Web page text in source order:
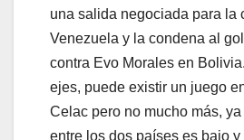
una salida negociada para la
Venezuela y la condena al
contra Evo Morales en
ejes, puede existir un juego
Celac pero no mucho más,
entre los dos países es bajo y